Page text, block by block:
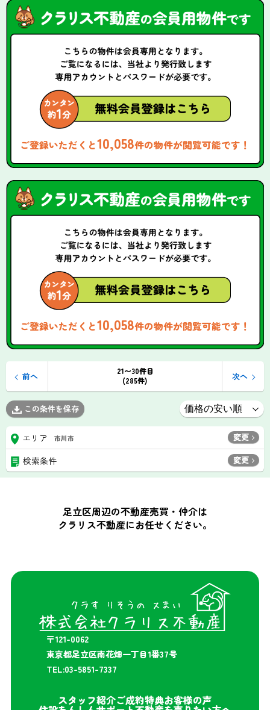
ご登録いただくと10,058件の物件が閲覧可能です！
ご登録いただくと10,058件の物件が閲覧可能です！
21〜30件目
(285件)
前へ 次へ
この条件を保存
エリア 市川市 変更
検索条件 変更
足立区周辺の不動産売買・仲介は
クラリス不動産にお任せください。
〒121-0062
東京都足立区南花畑一丁目1番37号
TEL:03-5851-7337
スタッフ紹介ご成約特典お客様の声